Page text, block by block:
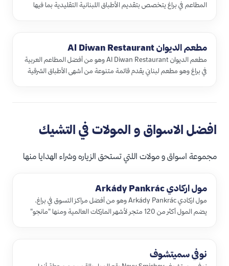
المطاعم في براغ يتخصص بتقديم الأطباق اللبنانية التقليدية بما فيها
مطعم الديوان Al Diwan Restaurant
مطعم الديوان Al Diwan Restaurant وهو من أفضل المطاعم العربية
في براغ وهو مطعم لبناني يقدم قائمة متنوعة من أشهى الأطباق الشرقية
افضل الاسواق و المولات في التشيك
مجموعة اسواق و مولات اللتي تستحق الزياره وشراء الهدايا منها
مول اركادي Arkády Pankrác
مول اركادي Arkády Pankrác وهو من أفضل مراكز التسوق في براغ،
يضم المول أكثر من 120 متجر لأشهر الماركات العالمية ومنها "مانجو"
نوفي سميتشوف